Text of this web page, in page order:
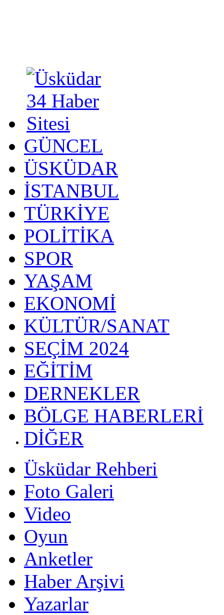
GÜNCEL
ÜSKÜDAR
İSTANBUL
TÜRKİYE
POLİTİKA
SPOR
YAŞAM
EKONOMİ
KÜLTÜR/SANAT
SEÇİM 2024
EĞİTİM
DERNEKLER
BÖLGE HABERLERİ
DİĞER
Üsküdar Rehberi
Foto Galeri
Video
Oyun
Anketler
Haber Arşivi
Yazarlar